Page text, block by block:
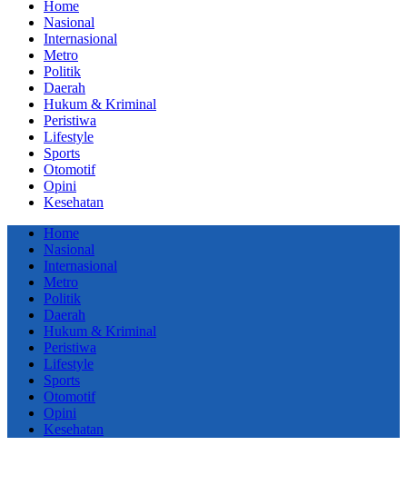
Home
Nasional
Internasional
Metro
Politik
Daerah
Hukum & Kriminal
Peristiwa
Lifestyle
Sports
Otomotif
Opini
Kesehatan
Home
Nasional
Internasional
Metro
Politik
Daerah
Hukum & Kriminal
Peristiwa
Lifestyle
Sports
Otomotif
Opini
Kesehatan